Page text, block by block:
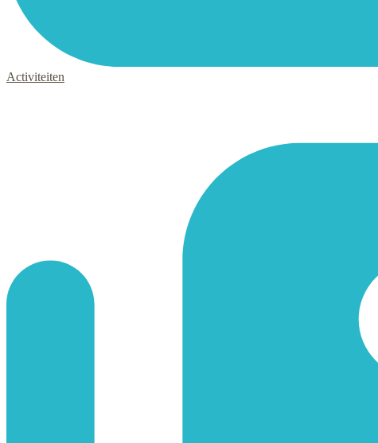
Activiteiten